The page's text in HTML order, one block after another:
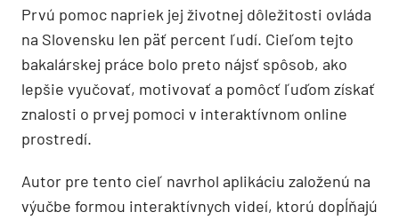
Prvú pomoc napriek jej životnej dôležitosti ovláda
na Slovensku len päť percent ľudí. Cieľom tejto
bakalárskej práce bolo preto nájsť spôsob, ako
lepšie vyučovať, motivovať a pomôcť ľuďom získať
znalosti o prvej pomoci v interaktívnom online
prostredí.
Autor pre tento cieľ navrhol aplikáciu založenú na
výučbe formou interaktívnych videí, ktorú dopĺňajú